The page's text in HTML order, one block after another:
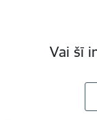
Vai šī